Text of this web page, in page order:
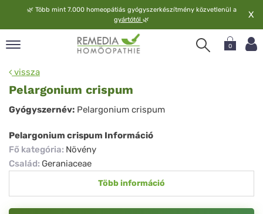
🌿 Több mint 7.000 homeopátiás gyógyszerkészítmény közvetlenül a
gyártótól 🌿 X
0
vissza
Pelargonium crispum
Pelargonium
crispum
Gyógyszernév: Pelargonium crispum
Pelargonium crispum Információ
Fő kategória: Növény
Család: Geraniaceae
Több információ